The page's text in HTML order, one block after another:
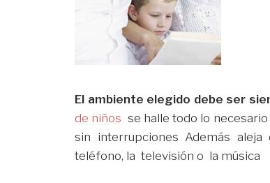
El ambiente elegido debe ser
de niños se halle todo lo
sin interrupciones Además
teléfono, la televisión o la música